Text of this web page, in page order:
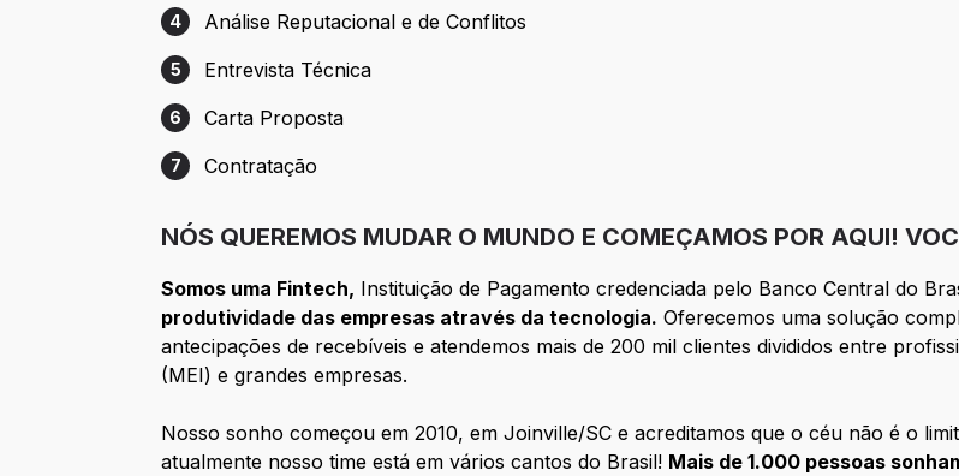
Etapa 4: Análise Reputacional e de Conflitos
4 Análise Reputacional e de Conflitos
Etapa 5: Entrevista Técnica
5 Entrevista Técnica
Etapa 6: Carta Proposta
6 Carta Proposta
Etapa 7: Contratação
7 Contratação
NÓS QUEREMOS MUDAR O MUNDO E COMEÇAMOS POR AQUI!
Somos uma Fintech, Instituição de Pagamento credenciada pelo Banco Central do
produtividade das empresas através da tecnologia. Oferecemos uma solução
antecipações de recebíveis e atendemos mais de 200 mil clientes divididos entre
(MEI) e grandes empresas.
Nosso sonho começou em 2010, em Joinville/SC e acreditamos que o céu não é o
atualmente nosso time está em vários cantos do Brasil! Mais de 1.000 pessoas